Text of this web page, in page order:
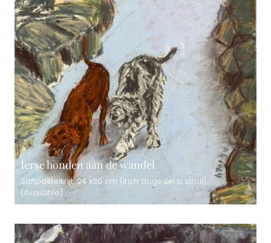
Ierse honden aan de wandel
Softpastelkrijt, 24 x30 cm (Irish dogs on a stroll)
(Available)